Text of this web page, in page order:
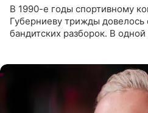
В 1990-е годы спортивному
Губерниеву трижды довелось
бандитских разборок. В